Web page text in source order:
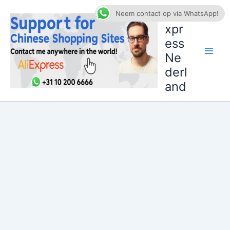
naar
inhoud
AliE
xpr
ess
Ne
derl
and
Neem contact op via WhatsApp!